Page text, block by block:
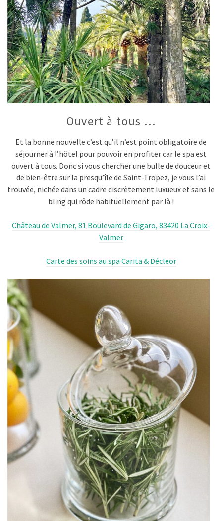
Ouvert à tous …
Et la bonne nouvelle c’est qu’il n’est point obligatoire de
séjourner à l’hôtel pour pouvoir en profiter car le spa est
ouvert à tous. Donc si vous chercher une bulle de douceur et
de bien-être sur la presqu’île de Saint-Tropez, je vous l’ai
trouvée, nichée dans un cadre discrètement luxueux et sans le
bling qui rôde habituellement par là !
Château de Valmer, 81 Boulevard de Gigaro, 83420 La Croix-
Valmer
Carte des soins au spa Carita & Décleor